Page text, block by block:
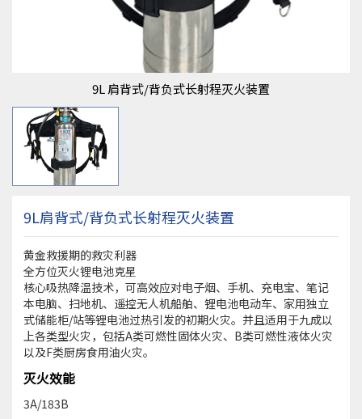
9L 肩背式/背负式长射程灭火装置
9L肩背式/背负式长射程灭火装置
黄金救援期的救灾利器
全方位灭火锂电池克星
核心吸热降温技术，可高效应对电子烟、手机、充电宝、笔记
本电脑、扫地机、遥控无人机船舶、锂电池电动车、家用独立
式储能柜/站等锂电池过热引发的初期火灾。并且适用于九成以
上各类型火灾，包括A类可燃性固体火灾、B类可燃性液体火灾
以及F类厨房食用油火灾。
灭火效能
3A/183B